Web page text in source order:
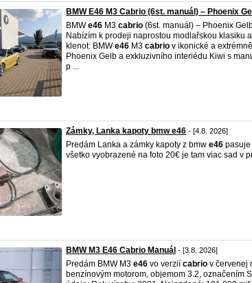
BMW E46 M3 Cabrio (6st. manuál) – Phoenix
BMWe46 M3 cabrio (6st. manuál) – Phoenix
Nabízím k prodeji naprostou modlařskou klasiku
klenot: BMWe46 M3 cabrio v ikonické a
Phoenix Gelb a exkluzivního interiédu Kiwi s
p ...
Zámky, Lanka kapoty bmw e46 - [4.8. 2026]
Predám Lanka a zámky kapoty z bmw e46 pasuje
všetko vyobrazené na foto 20€ je tam viac sad v
BMW M3 E46 Cabrio Manuál - [3.8. 2026]
Predám BMW M3 e46 vo verzií cabrio v červenej
benzínovým motorom, objemom 3.2, označením